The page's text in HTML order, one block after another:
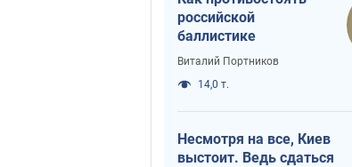
российской
баллистике
Виталий Портников
14,0 т.
Несмотря на все, Киев
выстоит. Ведь сдаться